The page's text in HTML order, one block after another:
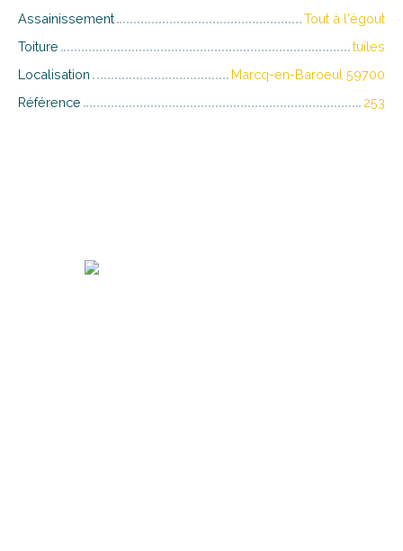
Assainissement
Tout à l'égout
Toiture
tuiles
Localisation
Marcq-en-Baroeul 59700
Référence
253